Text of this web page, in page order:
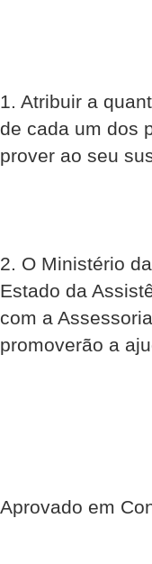
1. Atribuir a
de cada um dos
prover ao seu
2. O Ministério
Estado da
com a
promoverão a
Aprovado em